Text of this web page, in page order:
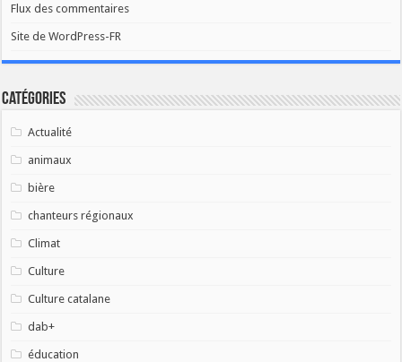
Flux des commentaires
Site de WordPress-FR
Catégories
Actualité
animaux
bière
chanteurs régionaux
Climat
Culture
Culture catalane
dab+
éducation